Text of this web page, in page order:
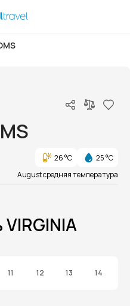
26 °C
25 °C
August средняя температура
11 12 13 14